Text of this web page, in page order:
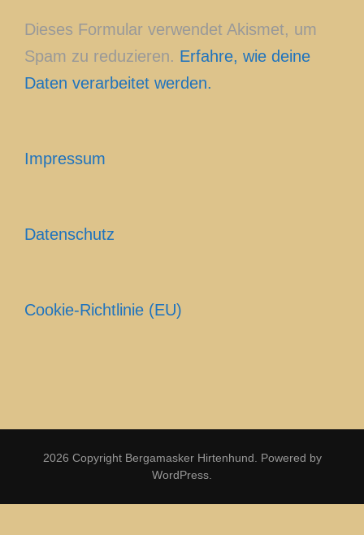
Dieses Formular verwendet Akismet, um
Spam zu reduzieren. Erfahre, wie deine
Daten verarbeitet werden.
Impressum
Datenschutz
Cookie-Richtlinie (EU)
2026 Copyright Bergamasker Hirtenhund
Powered by
WordPress